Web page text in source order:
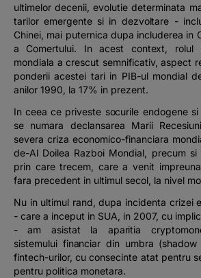
ultimelor decenii, evolutie determinata
tarilor emergente si in dezvoltare -
Chinei, mai puternica dupa includerea in
a Comertului. In acest context, rolul
mondiala a crescut semnificativ, aspect
ponderii acestei tari in PIB-ul mondial
anilor 1990, la 17% in prezent.
In ceea ce priveste socurile endogene
se numara declansarea Marii
severa criza economico-financiara
de-Al Doilea Razboi Mondial, precum si
prin care trecem, care a venit
fara precedent in ultimul secol, la nivel
Nu in ultimul rand, dupa incidenta crizei
- care a inceput in SUA, in 2007, cu
- am asistat la aparitia
sistemului financiar din umbra (
fintech-urilor, cu consecinte atat pentru
pentru politica monetara.